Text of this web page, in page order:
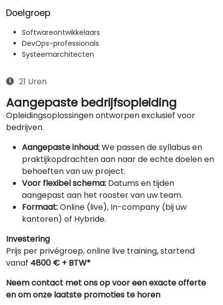
Doelgroep
Softwareontwikkelaars
DevOps-professionals
Systeemarchitecten
21 Uren
Aangepaste bedrijfsopleiding
Opleidingsoplossingen ontworpen exclusief voor
bedrijven.
Aangepaste inhoud:We passen de syllabus en
praktijkopdrachten aan naar de echte doelen en
behoeften van uw project.
Voor flexibel schema: Datums en tijden
aangepast aan het rooster van uw team.
Formaat:Online (live), In-company (bij uw
kantoren) of Hybride.
Investering
Prijs per privégroep, online live training, startend
vanaf 4800 € + BTW*
Neem contact met ons op voor een exacte offerte
en om onze laatste promoties te horen